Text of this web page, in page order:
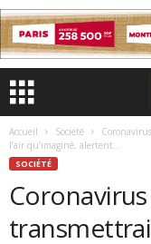
Accueil Société
l’air qu’imaginé, alertent...
SOCIÉTÉ
Coronavirus